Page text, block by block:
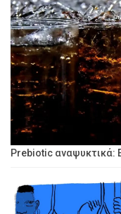
Prebiotic αναψυκτικά: